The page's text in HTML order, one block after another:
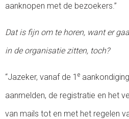
aanknopen met de bezoekers.”
Dat is fijn om te horen, want er
in de organisatie zitten, toch?
“Jazeker, vanaf de 1 e
aanmelden, de registratie en het
van mails tot en met het regelen